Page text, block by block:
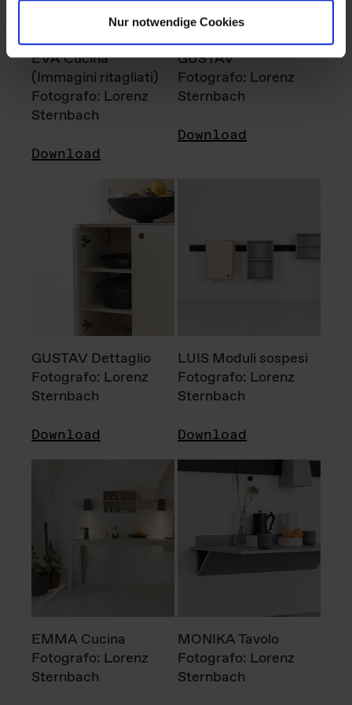
Nur notwendige Cookies
EVA Cucina
(Immagini ritagliati)
Fotografo: Lorenz
Sternbach
Download
GUSTAV
Fotografo: Lorenz
Sternbach
Download
GUSTAV Dettaglio
Fotografo: Lorenz
Sternbach
Download
LUIS Moduli sospesi
Fotografo: Lorenz
Sternbach
Download
EMMA Cucina
Fotografo: Lorenz
Sternbach
MONIKA Tavolo
Fotografo: Lorenz
Sternbach